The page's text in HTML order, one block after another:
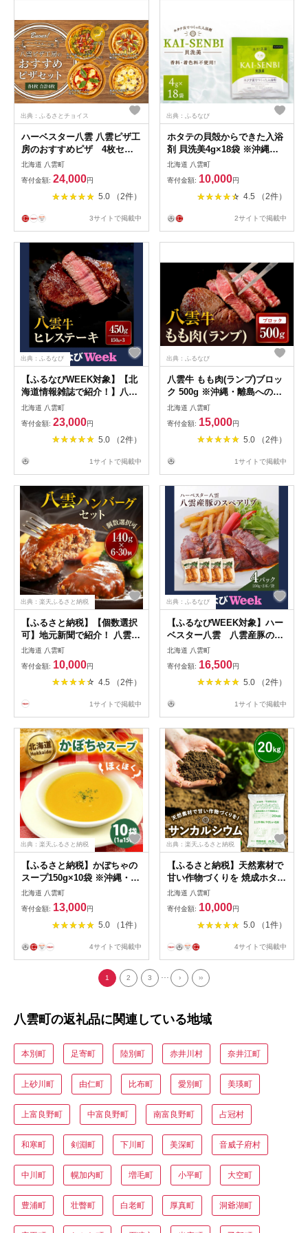
出典：ふるさとチョイス
ハーベスター八雲 八雲ピザ工
房のおすすめピザ 4枚セッ
ト
北海道 八雲町
寄付金額: 24,000円
5.0 （2件）
3サイトで掲載中
出典：ふるなび
ホタテの貝殻からできた入浴
剤 貝洗美4g×18袋 ※沖縄
県・離島への配送不可
北海道 八雲町
寄付金額: 10,000円
4.5 （2件）
2サイトで掲載中
出典：ふるなび
【ふるなびWEEK対象】【北
海道情報雑誌で紹介！】八雲
牛 ヒレステーキ150g×3 ※沖
縄・離島への配送不可
北海道 八雲町
寄付金額: 23,000円
5.0 （2件）
1サイトで掲載中
出典：ふるなび
八雲牛 もも肉(ランプ)ブロッ
ク 500g ※沖縄・離島への配
送不可
北海道 八雲町
寄付金額: 15,000円
5.0 （2件）
1サイトで掲載中
出典：楽天ふるさと納税
【ふるさと納税】【個数選択
可】地元新聞で紹介！ 八雲ハ
ンバーグセット 140g×6個〜
30個 ※沖縄・離島への配送不
可
北海道 八雲町
寄付金額: 10,000円
4.5 （2件）
1サイトで掲載中
出典：ふるなび
【ふるなびWEEK対象】ハー
ベスター八雲 八雲産豚のス
ペアリブ ４パックセット ス
ペアリブ 豚肉
北海道 八雲町
寄付金額: 16,500円
5.0 （2件）
1サイトで掲載中
出典：楽天ふるさと納税
【ふるさと納税】かぼちゃの
スープ150g×10袋 ※沖縄・離
島への配送不可
北海道 八雲町
寄付金額: 13,000円
5.0 （1件）
4サイトで掲載中
出典：楽天ふるさと納税
【ふるさと納税】天然素材で
甘い作物づくりを 焼成ホタテ
貝殻石灰肥料 サンカルシウ
ム20kg×1袋 ※沖縄・離島へ
の配送不可
北海道 八雲町
寄付金額: 10,000円
5.0 （1件）
4サイトで掲載中
1 2 3 ... › ››
八雲町の返礼品に関連している地域
本別町 足寄町 陸別町 赤井川村 奈井江町
上砂川町 由仁町 比布町 愛別町 美瑛町
上富良野町 中富良野町 南富良野町 占冠村
和寒町 剣淵町 下川町 美深町 音威子府村
中川町 幌加内町 増毛町 小平町 大空町
豊浦町 壮瞥町 白老町 厚真町 洞爺湖町